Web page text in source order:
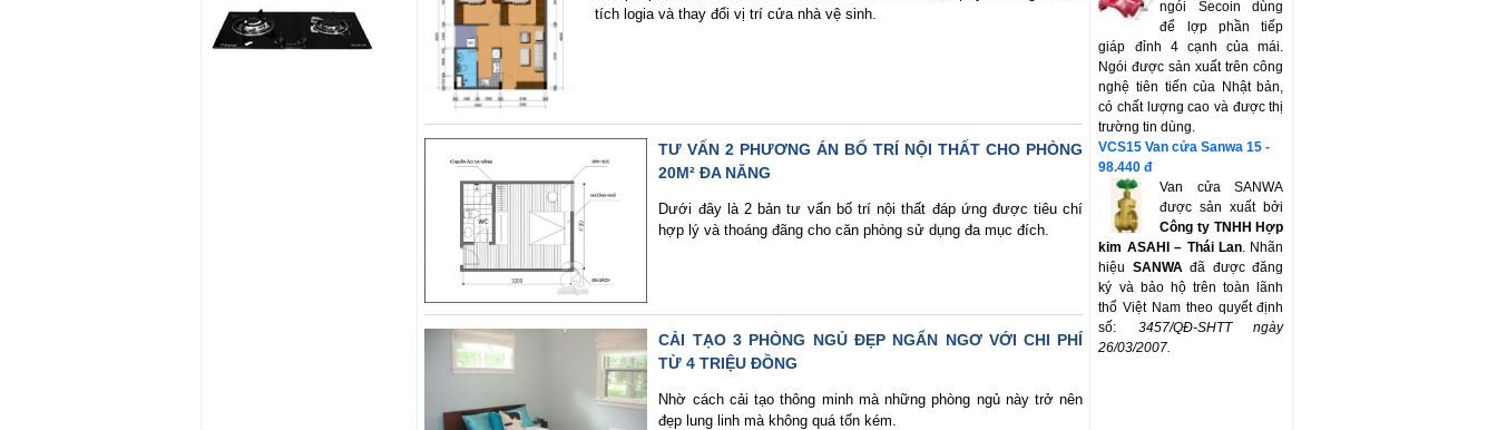
tích logia và thay đổi vị trí cửa nhà vệ sinh.
TƯ VẤN 2 PHƯƠNG ÁN BỐ TRÍ NỘI THẤT CHO PHÒNG
20M² ĐA NĂNG
Dưới đây là 2 bản tư vấn bố trí nội thất đáp ứng được tiêu chí
hợp lý và thoáng đãng cho căn phòng sử dụng đa mục đích.
CẢI TẠO 3 PHÒNG NGỦ ĐẸP NGẨN NGƠ VỚI CHI PHÍ
TỪ 4 TRIỆU ĐỒNG
Nhờ cách cải tạo thông minh mà những phòng ngủ này trở nên
đẹp lung linh mà không quá tốn kém.
ngói Secoin dùng
để lợp phần tiếp
giáp đỉnh 4 cạnh của mái.
Ngói được sản xuất trên công
nghệ tiên tiến của Nhật bản,
có chất lượng cao và được thị
trường tin dùng.
VCS15 Van cửa Sanwa 15 -
98.440 đ
Van cửa SANWA
được sản xuất bởi
Công ty TNHH Hợp
kim ASAHI – Thái Lan. Nhãn
hiệu SANWAđã được đăng
ký và bảo hộ trên toàn lãnh
thổ Việt Nam theo quyết định
số: 3457/QĐ-SHTT
ngày
26/03/2007.